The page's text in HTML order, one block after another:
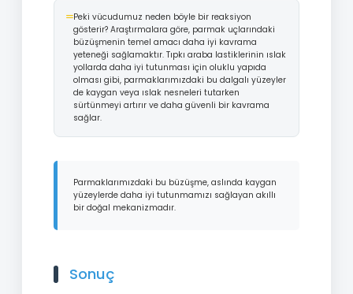
Peki vücudumuz neden böyle bir reaksiyon
gösterir? Araştırmalara göre, parmak uçlarındaki
büzüşmenin temel amacı daha iyi kavrama
yeteneği sağlamaktır. Tıpkı araba lastiklerinin ıslak
yollarda daha iyi tutunması için oluklu yapıda
olması gibi, parmaklarımızdaki bu dalgalı yüzeyler
de kaygan veya ıslak nesneleri tutarken
sürtünmeyi artırır ve daha güvenli bir kavrama
sağlar.
Parmaklarımızdaki bu büzüşme, aslında kaygan
yüzeylerde daha iyi tutunmamızı sağlayan akıllı
bir doğal mekanizmadır.
Sonuç